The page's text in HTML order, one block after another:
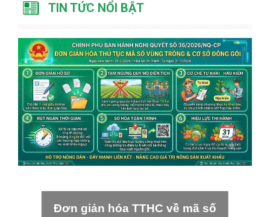
TIN TỨC NỔI BẬT
Đơn giản hóa TTHC về mã số